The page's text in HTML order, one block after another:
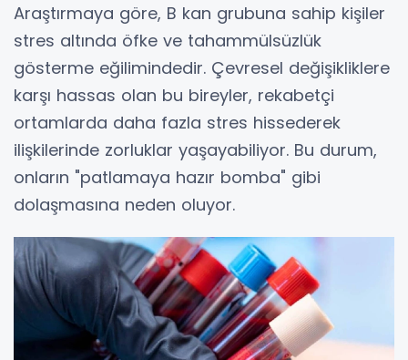
Araştırmaya göre, B kan grubuna sahip kişiler
stres altında öfke ve tahammülsüzlük
gösterme eğilimindedir. Çevresel değişikliklere
karşı hassas olan bu bireyler, rekabetçi
ortamlarda daha fazla stres hissederek
ilişkilerinde zorluklar yaşayabiliyor. Bu durum,
onların "patlamaya hazır bomba" gibi
dolaşmasına neden oluyor.